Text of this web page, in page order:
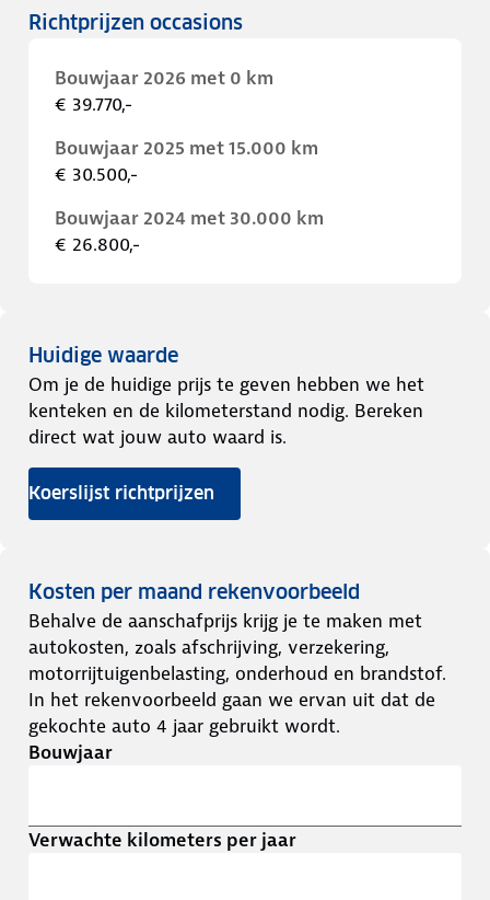
Richtprijzen occasions
Bouwjaar 2026 met 0 km
€ 39.770,-
Bouwjaar 2025 met 15.000 km
€ 30.500,-
Bouwjaar 2024 met 30.000 km
€ 26.800,-
Huidige waarde
Om je de huidige prijs te geven hebben we het
kenteken en de kilometerstand nodig. Bereken
direct wat jouw auto waard is.
Koerslijst richtprijzen
Kosten per maand rekenvoorbeeld
Behalve de aanschafprijs krijg je te maken met
autokosten, zoals afschrijving, verzekering,
motorrijtuigenbelasting, onderhoud en brandstof.
In het rekenvoorbeeld gaan we ervan uit dat de
gekochte auto 4 jaar gebruikt wordt.
Bouwjaar
Verwachte kilometers per jaar